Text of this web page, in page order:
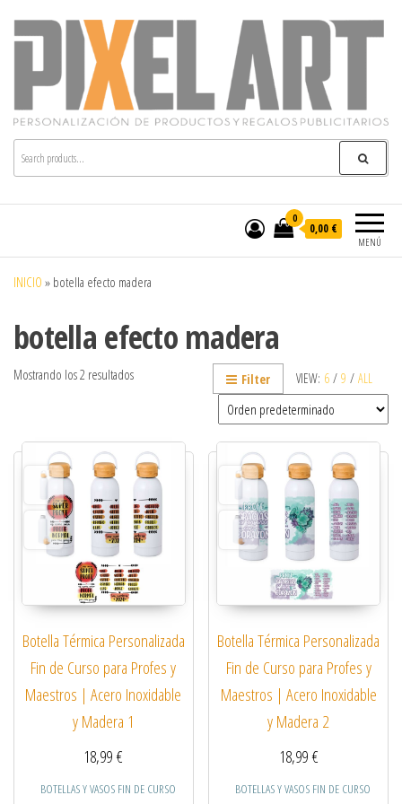
Pixelart
Especialistas en textil publicitario y regalos
personalizados en móstoles
MENÚ
0
0,00 €
INICIO » botella efecto madera
botella efecto madera
VIEW: 6 / 9 / ALL
Filter
Mostrando los 2 resultados
Botella Térmica Personalizada
Fin de Curso para Profes y
Maestros | Acero Inoxidable
y Madera 1
18,99€
BOTELLAS Y VASOS FIN DE CURSO
Botella Térmica Personalizada
Fin de Curso para Profes y
Maestros | Acero Inoxidable
y Madera 2
18,99€
BOTELLAS Y VASOS FIN DE CURSO